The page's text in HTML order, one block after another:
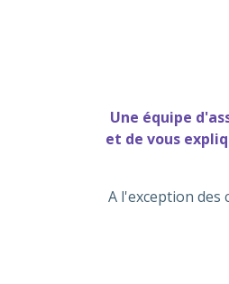
Une équipe
et de vous
A l'exception des